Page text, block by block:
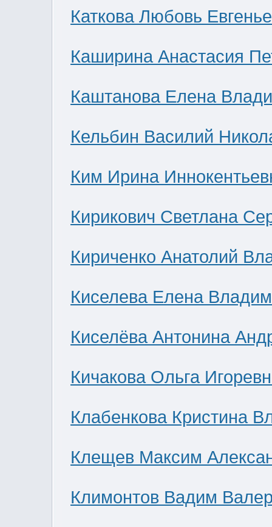
Каткова Любовь
Каширина Анастасия
Каштанова Елена
Кельбин Василий
Ким Ирина
Кирикович Светлана
Кириченко Анатолий
Киселева Елена
Киселёва Антонина
Кичакова Ольга
Клабенкова Кристина
Клещев Максим
Климонтов Вадим